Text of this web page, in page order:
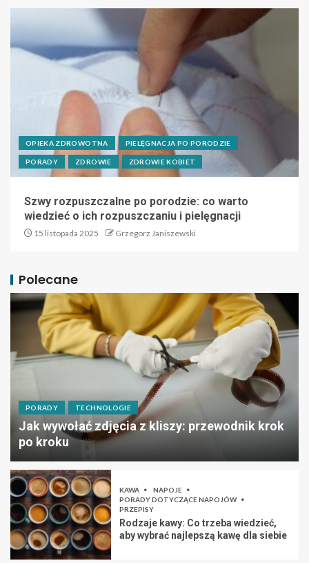
OPIEKA ZDROWOTNA PIELĘGNACJA PO PORODZIE
PORADY ZDROWIE ZDROWIE KOBIET
Szwy rozpuszczalne po porodzie: co warto
wiedzieć o ich rozpuszczaniu i pielęgnacji
15 listopada 2025 Grzegorz Janiszewski
Polecane
PORADY TECHNOLOGIE
Jak wywołać zdjęcia z kliszy: przewodnik krok
po kroku
KAWA
NAPOJE
PORADY DOTYCZĄCE NAPOJÓW
PRZEPISY
Rodzaje kawy: Co trzeba wiedzieć,
aby wybrać najlepszą kawę dla siebie